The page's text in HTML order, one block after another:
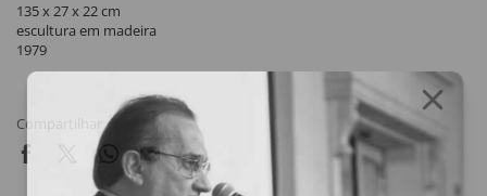
135 x 27 x 22 cm
escultura em madeira
1979
Compartilhar